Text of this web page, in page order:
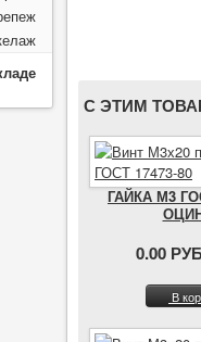
С ЭТИМ
ГАЙКА М3
0.00
В